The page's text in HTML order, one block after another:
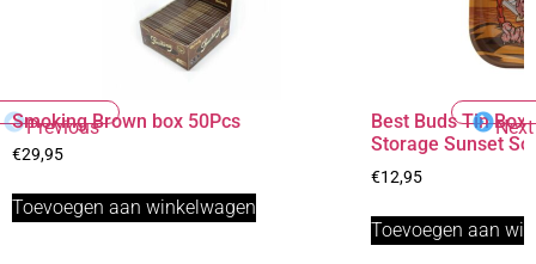
Previous
Smoking Brown box 50Pcs
€29,95
Toevoegen aan winkelwagen
Best Buds Tin Box
Storage Sunset
€12,95
Toevoegen aan
Next